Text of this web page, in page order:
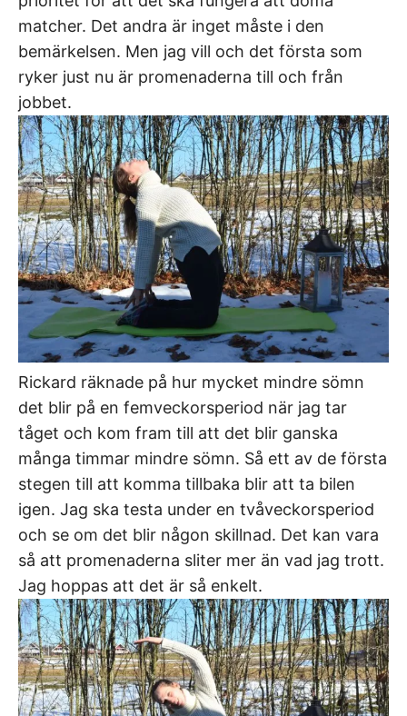
matcher. Det andra är inget måste i den
bemärkelsen. Men jag vill och det första som
ryker just nu är promenaderna till och från
jobbet.
Rickard räknade på hur mycket mindre sömn
det blir på en femveckorsperiod när jag tar
tåget och kom fram till att det blir ganska
många timmar mindre sömn. Så ett av de första
stegen till att komma tillbaka blir att ta bilen
igen. Jag ska testa under en tvåveckorsperiod
och se om det blir någon skillnad. Det kan vara
så att promenaderna sliter mer än vad jag trott.
Jag hoppas att det är så enkelt.